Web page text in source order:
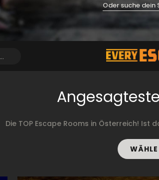
Oder suche dein
Die TOP Escape Rooms in Österreich! Ist